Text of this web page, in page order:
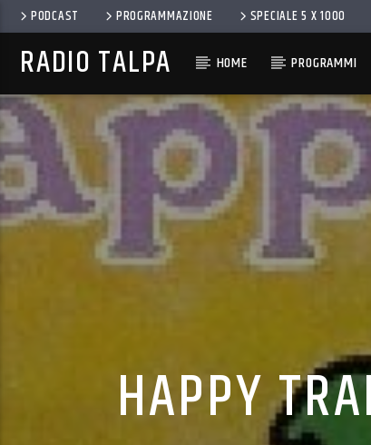
PODCAST PROGRAMMAZIONE SPECIALE 5 X 1000
RADIO TALPA HOME PROGRAMMI
HAPPY